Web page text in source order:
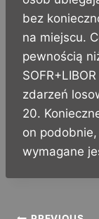
bez
na miejscu.
pewnością
zdarzeń
20.
on
wymagane